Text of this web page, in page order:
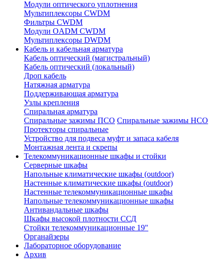
Модули оптического уплотнения
Мультиплексоры CWDM
Фильтры CWDM
Модули OADM CWDM
Мультиплексоры DWDM
Кабель и кабельная арматура
Кабель оптический (магистральный)
Кабель оптический (локальный)
Дроп кабель
Натяжная арматура
Поддерживающая арматура
Узлы крепления
Спиральная арматура
Спиральные зажимы ПСО Спиральные зажимы НСО
Протекторы спиральные
Устройство для подвеса муфт и запаса кабеля
Монтажная лента и скрепы
Телекоммуникационные шкафы и стойки
Серверные шкафы
Напольные климатические шкафы (outdoor)
Настенные климатические шкафы (outdoor)
Настенные телекоммуникационные шкафы
Напольные телекоммуникационные шкафы
Антивандальные шкафы
Шкафы высокой плотности ССД
Стойки телекоммуникационные 19"
Органайзеры
Лабораторное оборудование
Архив